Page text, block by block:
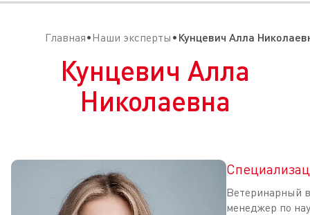
Главная Наши эксперты Кунцевич Алла
Кунцевич Алла
Николаевна
Ветеринарный
менеджер по